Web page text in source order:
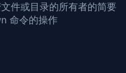
件或目录的所有者的简要
命令的操作